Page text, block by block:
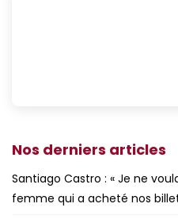
Nos derniers articles
Santiago Castro : « Je ne
femme qui a acheté nos